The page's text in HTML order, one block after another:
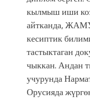
кылмыш иши
айтканда,
кесиптик
тастыктаган
чыккан. Андан
учурунда
Орусияда